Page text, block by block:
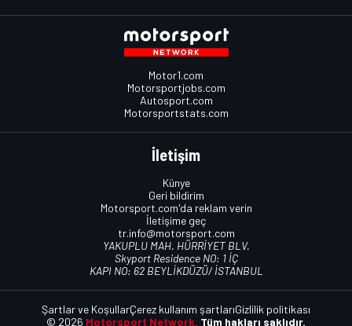
Motor1.com
Motorsportjobs.com
Autosport.com
Motorsportstats.com
İletişim
Künye
Geri bildirim
Motorsport.com'da reklam verin
İletişime geç
tr.info@motorsport.com
YAKUPLU MAH. HÜRRİYET BLV.
Skyport Residence NO: 1 İÇ
KAPI NO: 62 BEYLİKDÜZÜ/ İSTANBUL
© 2026 Motorsport Network. Tüm hakları saklıdır.
Şartlar ve KoşullarÇerez kullanım şartlarıGizlilik politikası